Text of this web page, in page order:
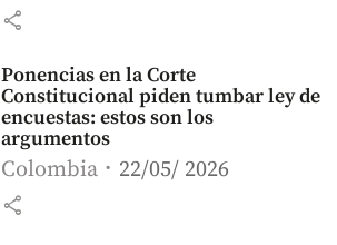
share
Ponencias en la Corte
Constitucional piden tumbar ley de
encuestas: estos son los
argumentos
Colombia 22/05/ 2026
share